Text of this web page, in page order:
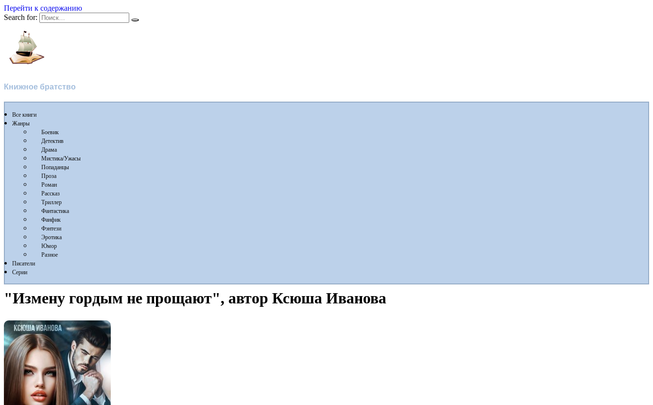
Перейти к содержанию
Search for:
Книжное братство
Все книги
Жанры
Боевик
Детектив
Драма
Мистика/Ужасы
Попаданцы
Проза
Роман
Рассказ
Триллер
Фантастика
Фанфик
Фэнтези
Эротика
Юмор
Разное
Писатели
Серии
"Измену гордым не прощают", автор Ксюша Иванова